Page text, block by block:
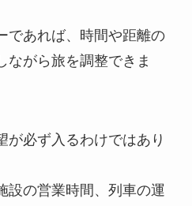
であれば、時間や距離の
ながら旅を調整できま
が必ず入るわけではあり
設の営業時間、列車の運